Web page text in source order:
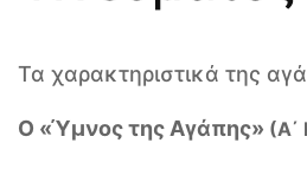
Τα χαρακτηριστικά της
Ο «Ύμνος της Αγάπης» (Α΄